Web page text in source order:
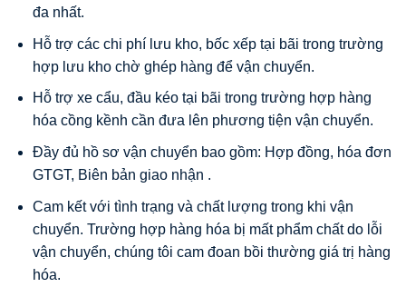
đa nhất.
Hỗ trợ các chi phí lưu kho, bốc xếp tại bãi trong trường
hợp lưu kho chờ ghép hàng để vận chuyển.
Hỗ trợ xe cẩu, đầu kéo tại bãi trong trường hợp hàng
hóa cồng kềnh cần đưa lên phương tiện vận chuyển.
Đầy đủ hồ sơ vận chuyển bao gồm: Hợp đồng, hóa đơn
GTGT, Biên bản giao nhận .
Cam kết với tình trạng và chất lượng trong khi vận
chuyển. Trường hợp hàng hóa bị mất phẩm chất do lỗi
vận chuyển, chúng tôi cam đoan bồi thường giá trị hàng
hóa.